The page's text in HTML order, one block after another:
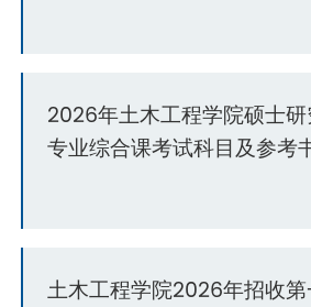
2026年土木工程学院硕士
专业综合课考试科目及参考
土木工程学院2026年招收